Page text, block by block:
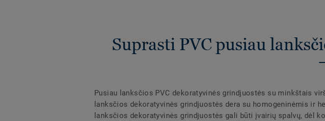
Suprasti PVC pusiau
Pusiau lanksčios PVC dekoratyvinės grindjuostės su minkštais
lanksčios dekoratyvinės grindjuostės dera su homogeninėmis ir
lanksčios dekoratyvinės grindjuostės gali būti įvairių spalvų, dėl